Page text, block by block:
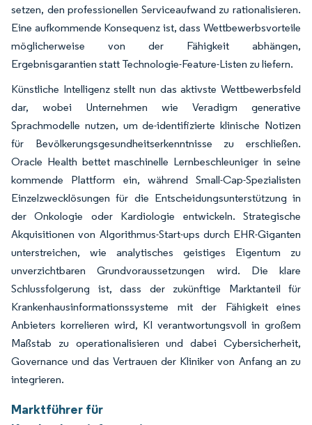
setzen, den professionellen Serviceaufwand zu rationalisieren.
Eine aufkommende Konsequenz ist, dass Wettbewerbsvorteile
möglicherweise von der Fähigkeit abhängen,
Ergebnisgarantien statt Technologie-Feature-Listen zu liefern.
Künstliche Intelligenz stellt nun das aktivste Wettbewerbsfeld
dar, wobei Unternehmen wie Veradigm generative
Sprachmodelle nutzen, um de-identifizierte klinische Notizen
für Bevölkerungsgesundheitserkenntnisse zu erschließen.
Oracle Health bettet maschinelle Lernbeschleuniger in seine
kommende Plattform ein, während Small-Cap-Spezialisten
Einzelzwecklösungen für die Entscheidungsunterstützung in
der Onkologie oder Kardiologie entwickeln. Strategische
Akquisitionen von Algorithmus-Start-ups durch EHR-Giganten
unterstreichen, wie analytisches geistiges Eigentum zu
unverzichtbaren Grundvoraussetzungen wird. Die klare
Schlussfolgerung ist, dass der zukünftige Marktanteil für
Krankenhausinformationssysteme mit der Fähigkeit eines
Anbieters korrelieren wird, KI verantwortungsvoll in großem
Maßstab zu operationalisieren und dabei Cybersicherheit,
Governance und das Vertrauen der Kliniker von Anfang an zu
integrieren.
Marktführer für